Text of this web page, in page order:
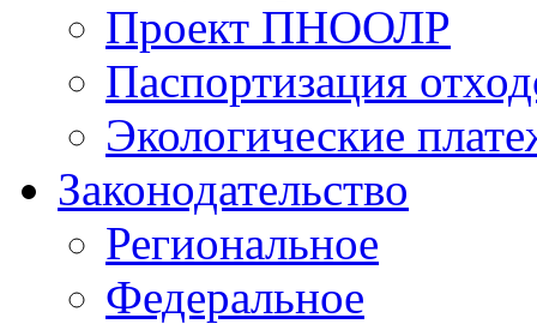
Проект ПНООЛР
Паспортизация
Экологические
Законодательство
Региональное
Федеральное